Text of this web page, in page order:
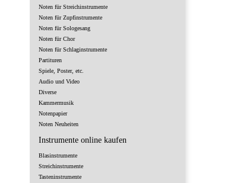
Noten für Streichinstrumente
Noten für Zupfinstrumente
Noten für Sologesang
Noten für Chor
Noten für Schlaginstrumente
Partituren
Spiele, Poster, etc.
Audio und Video
Diverse
Kammermusik
Notenpapier
Noten Neuheiten
Instrumente online kaufen
Blasinstrumente
Streichinstrumente
Tasteninstrumente